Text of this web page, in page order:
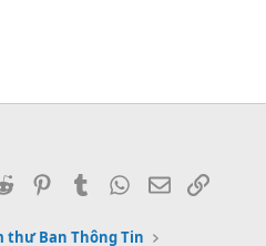
Reddit PinterestTumblr WhatsApp
EmailLink
thư Ban Thông Tin